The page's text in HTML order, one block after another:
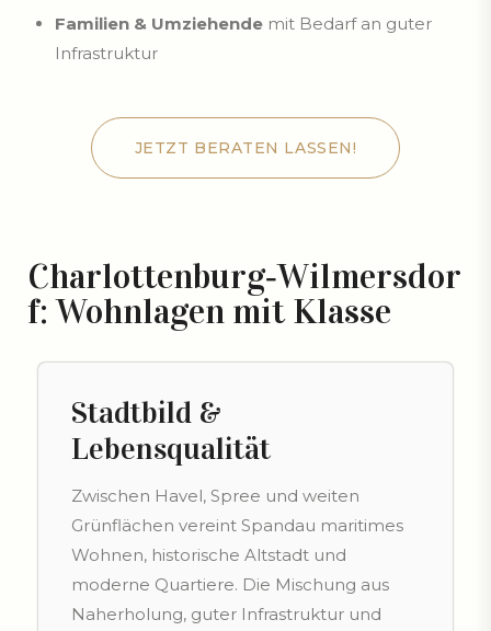
Familien & Umziehende mit Bedarf an guter
Infrastruktur
JETZT BERATEN LASSEN!
JETZT BERATEN LASSEN!
Charlottenburg‑Wilmersdor
f: Wohnlagen mit Klasse
Stadtbild &
Lebensqualität
Zwischen Havel, Spree und weiten
Grünflächen vereint Spandau maritimes
Wohnen, historische Altstadt und
moderne Quartiere. Die Mischung aus
Naherholung, guter Infrastruktur und